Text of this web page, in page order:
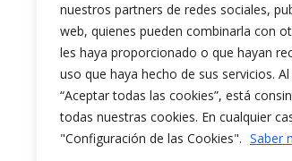
nuestros partners de redes sociales,
web, quienes pueden combinarla con
les haya proporcionado o que hayan
uso que haya hecho de sus servicios.
“Aceptar todas las cookies”, está
todas nuestras cookies. En cualquier
"Configuración de las Cookies". Saber